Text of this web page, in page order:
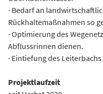
· Bedarf an
Rückhaltemaßnahmen so
· Optimierung des
Abflussrinnen dienen.
· Eintiefung des
Projektlaufzeit